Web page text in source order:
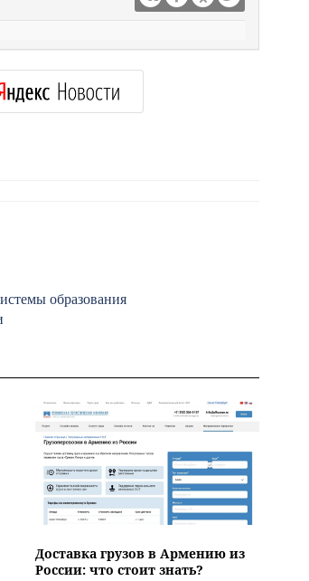
образования
Доставка грузов в Армению из
России: что стоит знать?